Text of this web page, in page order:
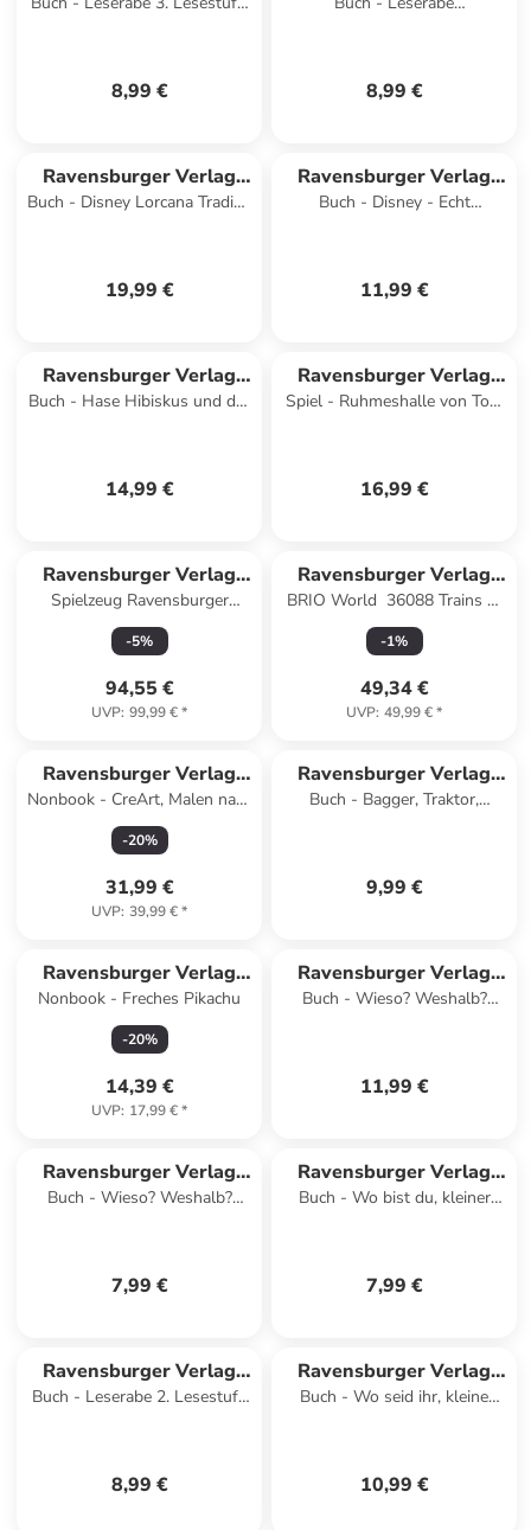
GmbH
8,99 €
GmbH
8,99 €
Ravensburger Verlag
GmbH
Buch - Disney Lorcana Trading
19,99 €
Ravensburger Verlag
GmbH
Buch - Disney - Echt
11,99 €
Ravensburger Verlag
GmbH
Buch - Hase Hibiskus und der
14,99 €
Ravensburger Verlag
GmbH
Spiel - Ruhmeshalle von Tom
16,99 €
Ravensburger Verlag
GmbH
Spielzeug Ravensburger
GraviTrax Junior Starter-Set
XXL - Ab 3 Jahren
-5%
94,55 €
UVP: 99,99 €*
Ravensburger Verlag
GmbH
BRIO World  36088 Trains of
the World ICE - Ab 3 Jahren
-1%
49,34 €
UVP: 49,99 €*
Ravensburger Verlag
GmbH
Nonbook - CreArt, Malen nach
Zahlen Kinder - Atelier Pferde
-20%
31,99 €
UVP: 39,99 €*
Ravensburger Verlag
GmbH
Buch - Bagger, Traktor,
9,99 €
Ravensburger Verlag
GmbH
Nonbook - Freches Pikachu
-20%
14,39 €
UVP: 17,99 €*
Ravensburger Verlag
GmbH
Buch - Wieso? Weshalb?
11,99 €
Ravensburger Verlag
GmbH
Buch - Wieso? Weshalb?
7,99 €
Ravensburger Verlag
GmbH
Buch - Wo bist du, kleiner
7,99 €
Ravensburger Verlag
GmbH
Buch - Leserabe 2. Lesestufe
8,99 €
Ravensburger Verlag
GmbH
Buch - Wo seid ihr, kleine
10,99 €